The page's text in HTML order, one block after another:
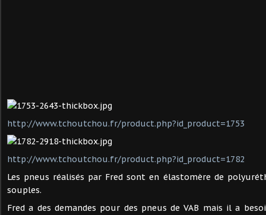
http://www.tchoutchou.fr/product.php?id_product=1753
http://www.tchoutchou.fr/product.php?id_product=1782
Les pneus réalisés par Fred sont en élastomère de
souples.
Fred a des demandes pour des pneus de VAB mais il a